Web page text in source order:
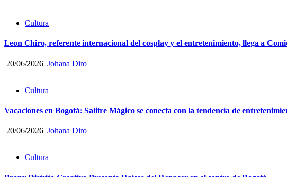
Cultura
Leon Chiro, referente internacional del cosplay y el entretenimiento, llega a
20/06/2026 Johana Diro
Cultura
Vacaciones en Bogotá: Salitre Mágico se conecta con la tendencia de
20/06/2026 Johana Diro
Cultura